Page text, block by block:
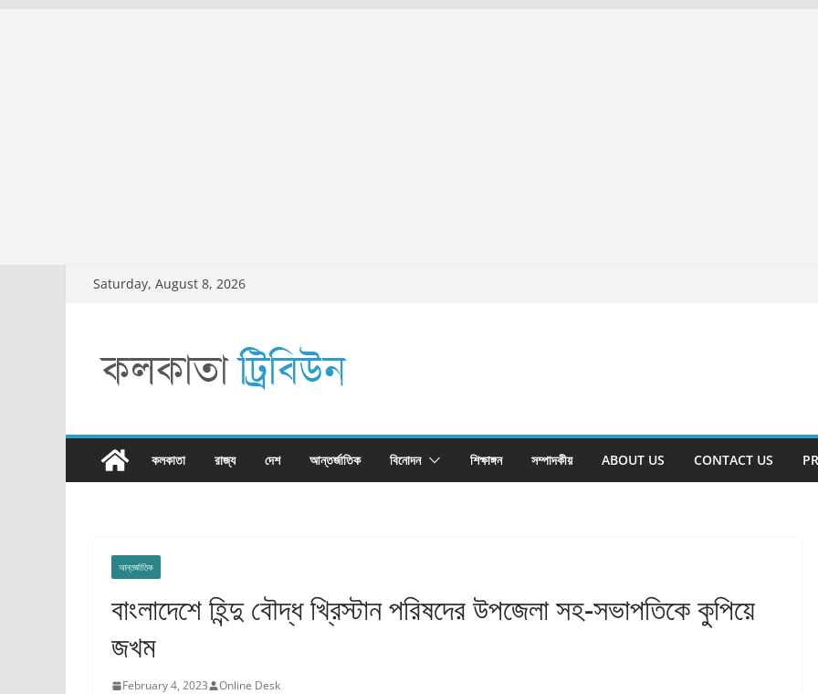
Saturday, August 8, 2026
কলকাতা রাজ্য​ দেশ আন্তর্জাতিক বিনোদন শিক্ষাঙ্গন সম্পাদকীয় ABOUT US CONTACT US
আন্তর্জাতিক
বাংলাদেশে হিন্দু বৌদ্ধ খ্রিস্টান পরিষদের উপজেলা সহ-সভাপতিকে কুপিয়ে
জখম
February 4, 2023 Online Desk